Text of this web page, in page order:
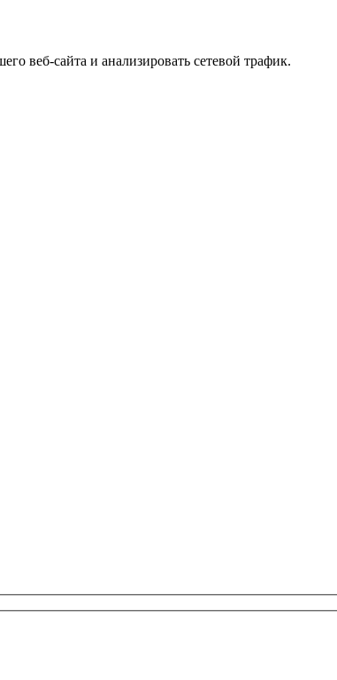
веб-сайта и анализировать сетевой трафик.